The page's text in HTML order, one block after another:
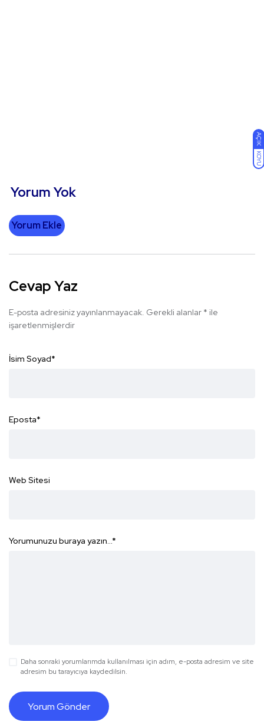
AÇIK
KOYU
Yorum Yok
Yorum Ekle
Cevap Yaz
E-posta adresiniz yayınlanmayacak. Gerekli alanlar * ile
işaretlenmişlerdir
İsim Soyad*
Eposta*
Web Sitesi
Yorumunuzu buraya yazın...*
Daha sonraki yorumlarımda kullanılması için adım, e-posta adresim ve site
adresim bu tarayıcıya kaydedilsin.